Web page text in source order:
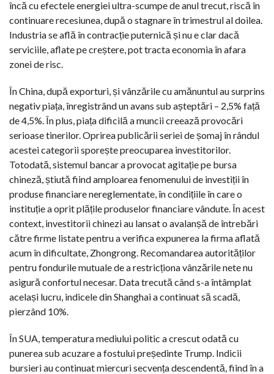
încă cu efectele energiei ultra-scumpe de anul trecut, riscă în
continuare recesiunea, după o stagnare în trimestrul al doilea.
Industria se află în contracție puternică și nu e clar dacă
serviciile, aflate pe creștere, pot tracta economia în afara
zonei de risc.
În China, după exporturi, și vânzările cu amănuntul au surprins
negativ piața, înregistrând un avans sub așteptări – 2,5% față
de 4,5%. În plus, piața dificilă a muncii creează provocări
serioase tinerilor. Oprirea publicării seriei de șomaj în rândul
acestei categorii sporește preocuparea investitorilor.
Totodată, sistemul bancar a provocat agitație pe bursa
chineză, știută fiind amploarea fenomenului de investiții în
produse financiare nereglementate, în condițiile în care o
instituție a oprit plățile produselor financiare vândute. În acest
context, investitorii chinezi au lansat o avalanșă de întrebări
către firme listate pentru a verifica expunerea la firma aflată
acum în dificultate, Zhongrong. Recomandarea autorităților
pentru fondurile mutuale de a restricționa vânzările nete nu
asigură confortul necesar. Data trecută când s-a întâmplat
același lucru, indicele din Shanghai a continuat să scadă,
pierzând 10%.
În SUA, temperatura mediului politic a crescut odată cu
punerea sub acuzare a fostului președinte Trump. Indicii
bursieri au continuat miercuri secvența descendentă, fiind în a